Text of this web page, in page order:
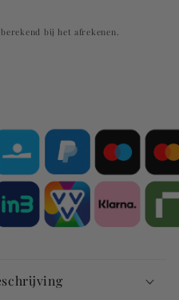
bij het afrekenen.